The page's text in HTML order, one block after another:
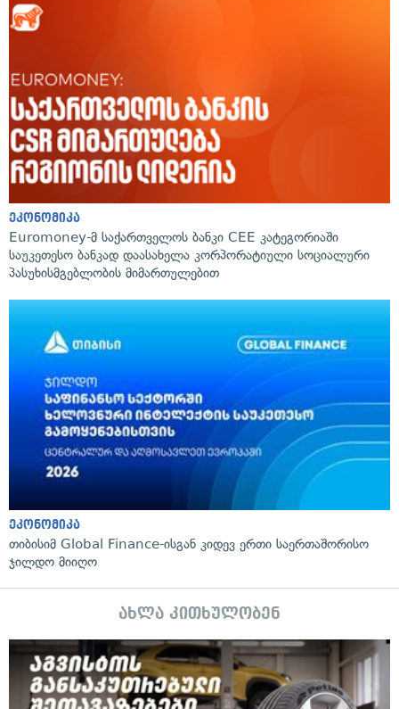
ეკონომიკა
Euromoney-მ საქართველოს ბანკი CEE კატეგორიაში
საუკეთესო ბანკად დაასახელა კორპორატიული სოციალური
პასუხისმგებლობის მიმართულებით
ეკონომიკა
თიბისიმ Global Finance-ისგან კიდევ ერთი საერთაშორისო
ჯილდო მიიღო
ახლა კითხულობენ